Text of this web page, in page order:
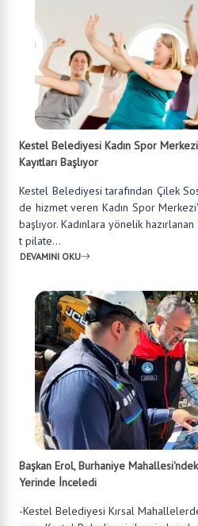
Kestel Belediyesi Kadın Spor
Kayıtları Başlıyor
Kestel Belediyesi tarafından Çilek
de hizmet veren Kadın Spor
başlıyor. Kadınlara yönelik
t pilate...
DEVAMINI OKU
Başkan Erol, Burhaniye
Yerinde İnceledi
-Kestel Belediyesi Kırsal Mahallelerde